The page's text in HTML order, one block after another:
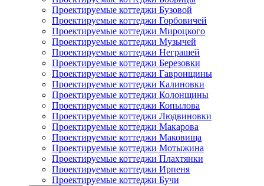
Проектируемые коттеджи Бузовой
Проектируемые коттеджи Горбовичей
Проектируемые коттеджи Мироцкого
Проектируемые коттеджи Музычей
Проектируемые коттеджи Неграшей
Проектируемые коттеджи Березовки
Проектируемые коттеджи Гавронщины
Проектируемые коттеджи Калиновки
Проектируемые коттеджи Колонщины
Проектируемые коттеджи Копылова
Проектируемые коттеджи Людвиновки
Проектируемые коттеджи Макарова
Проектируемые коттеджи Маковища
Проектируемые коттеджи Мотыжина
Проектируемые коттеджи Плахтянки
Проектируемые коттеджи Ирпеня
Проектируемые коттеджи Бучи